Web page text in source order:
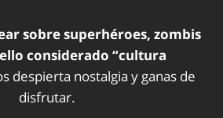
sobre superhéroes, zombis
considerado “cultura
despierta nostalgia y ganas de
disfrutar.